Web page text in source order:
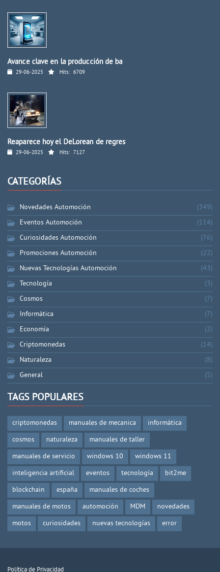
Avance clave en la producción de ba
29-06-2025 Hits: 6709
Reaparece hoy el DeLorean de regres
29-06-2025 Hits: 7127
CATEGORÍAS
Novedades Automoción
(349)
Eventos Automoción
(114)
Curiosidades Automoción
(76)
Promociones Automoción
(22)
Nuevas Tecnologías Automoción
(43)
Tecnología
(3)
Cosmos
(7)
Informática
(7)
Economía
(2)
Criptomonedas
(14)
Naturaleza
(8)
General
(5)
TAGS POPULARES
criptomonedas manuales de mecanica
informática
cosmos
naturaleza
manuales de taller
manuales de servicio
windows 10
windows 11
inteligencia artificial
eventos tecnología
bit2me
blockchain
españa
manuales de coches
manuales de motos
automoción MDM
novedades
motos
curiosidades nuevas tecnologías error
Política de Privacidad